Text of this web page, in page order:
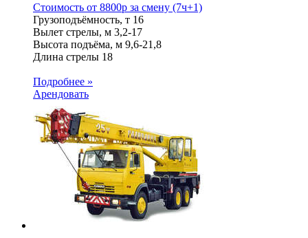
Стоимость от 8800p за смену (7ч+1)
Грузоподъёмность, т 16
Вылет стрелы, м 3,2-17
Высота подъёма, м 9,6-21,8
Длина стрелы 18
Подробнее »
Арендовать